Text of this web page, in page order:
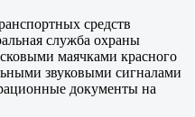
средств
служба охраны
маячками красного
звуковыми сигналами
документы на